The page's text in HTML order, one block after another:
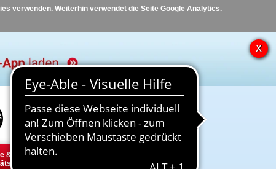
verwenden. Weiterhin verwendet die Seite Google Analytics.
Hilfe Kontakt
&
Diabetes